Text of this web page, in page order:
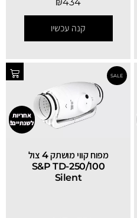
קנה עכשיו
מפוח קווי מושתק 4 צול
S&P TD-250/100
Silent
אחריות
לשנתיים!